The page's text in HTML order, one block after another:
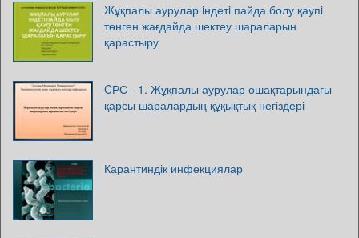
Жұқпалы аурулар iндетi пайда болу қаупi
төнген жағдайда шектеу шараларын
қарастыру
CРС - 1. Жұқпалы аурулар ошақтарындағы
қарсы шаралардың құқықтық негіздері
Карантиндік инфекциялар